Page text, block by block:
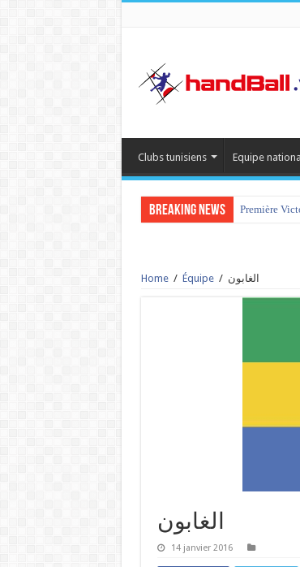
Clubs tunisiens Equipe
Breaking News Première
Home / Équipe / الغابون
الغابون
14 janvier 2016